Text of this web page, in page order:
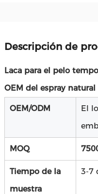
Descripción de
Laca para el pelo
OEM del espray
OEM/ODM
El
MOQ
Tiempo de la
muestra
3-7